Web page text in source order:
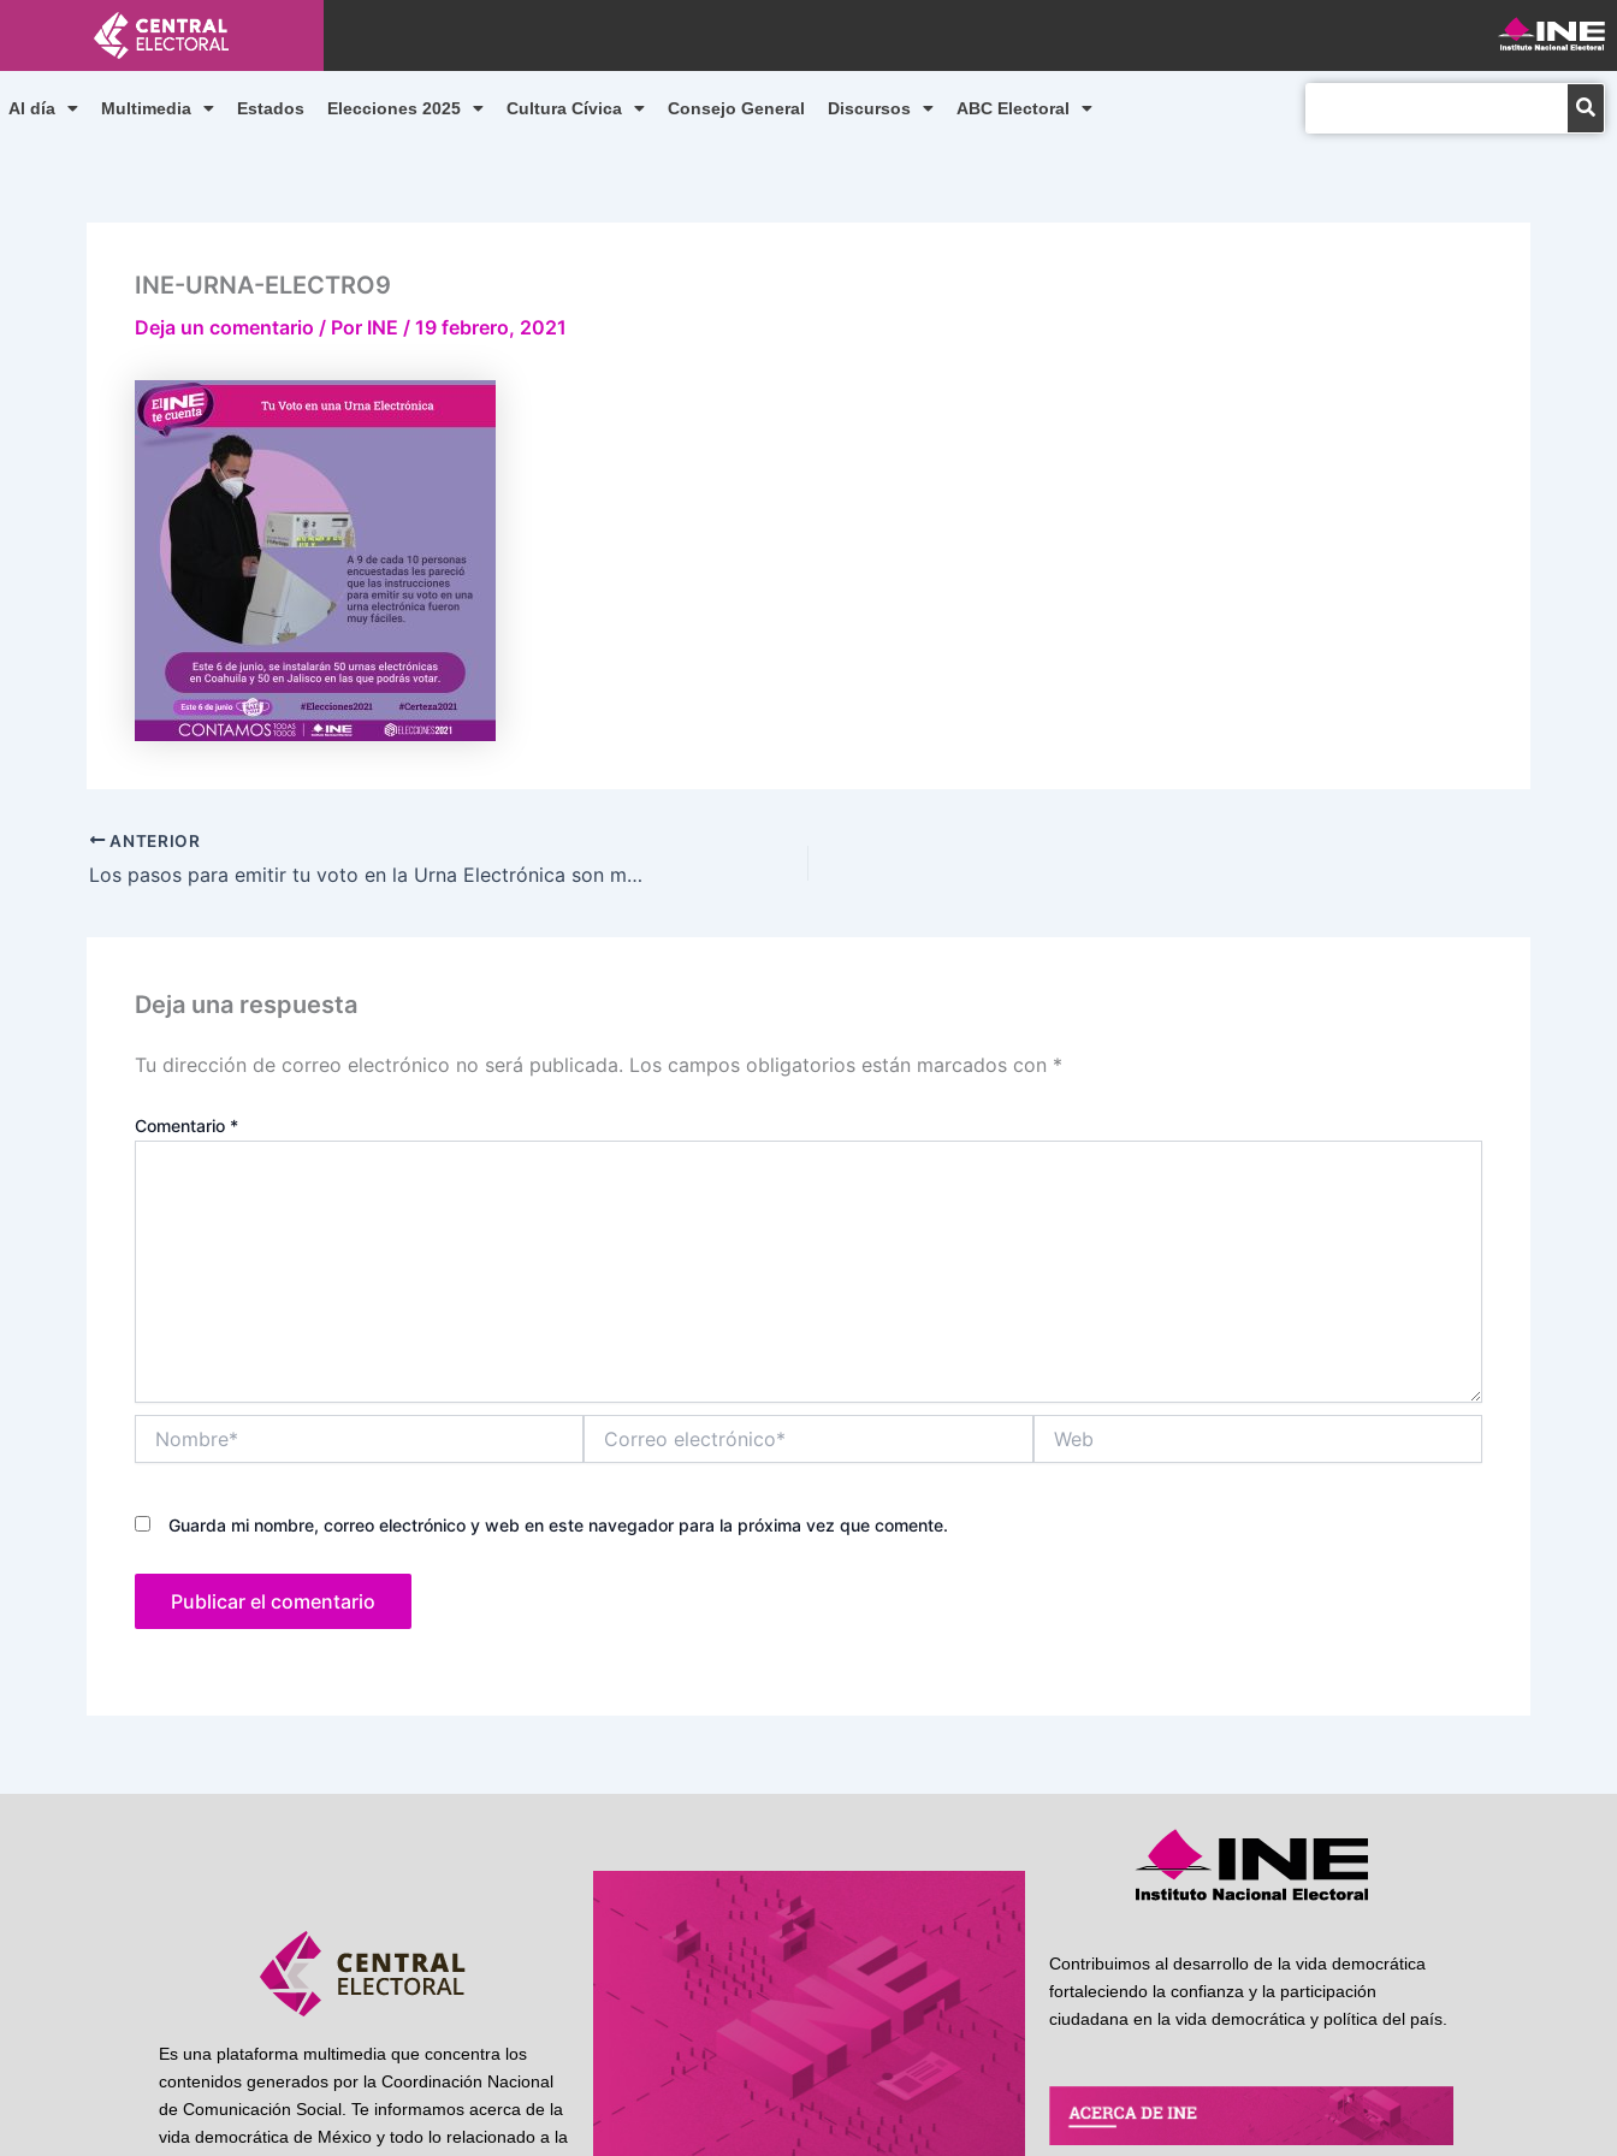
contenido
Al día Multimedia Estados Elecciones 2025 Cultura Cívica Consejo General Discursos ABC Electoral
INE-URNA-ELECTRO9
Deja un comentario / Por INE / 19 febrero, 2021
ANTERIOR
Los pasos para emitir tu voto en la Urna Electrónica son muy sencillas
Deja una respuesta
Tu dirección de correo electrónico no será publicada. Los campos obligatorios están marcados con *
Comentario *
electrónico*
Guarda mi nombre, correo electrónico y web en este navegador para la próxima vez que comente.
Es una plataforma multimedia que concentra los
contenidos generados por la Coordinación Nacional
de Comunicación Social. Te informamos acerca de la
vida democrática de México y todo lo relacionado a la
Contribuimos al desarrollo de la vida democrática
fortaleciendo la confianza y la participación
ciudadana en la vida democrática y política del país.